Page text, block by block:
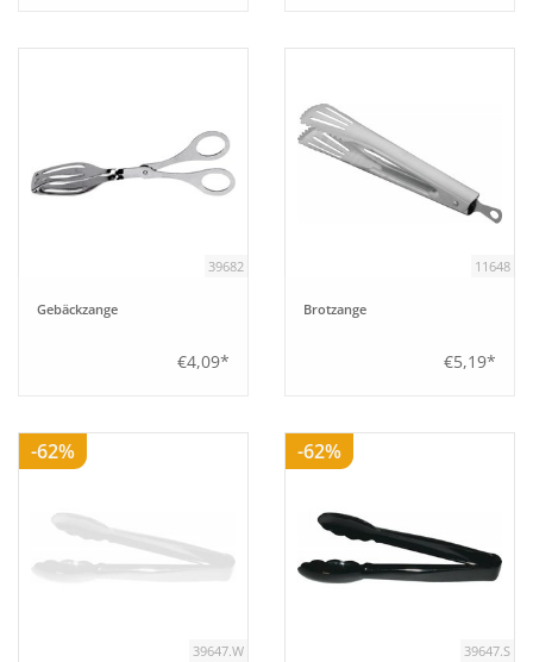
39682
Gebäckzange
€4,09*
11648
Brotzange
€5,19*
-62%
39647.W
-62%
39647.S